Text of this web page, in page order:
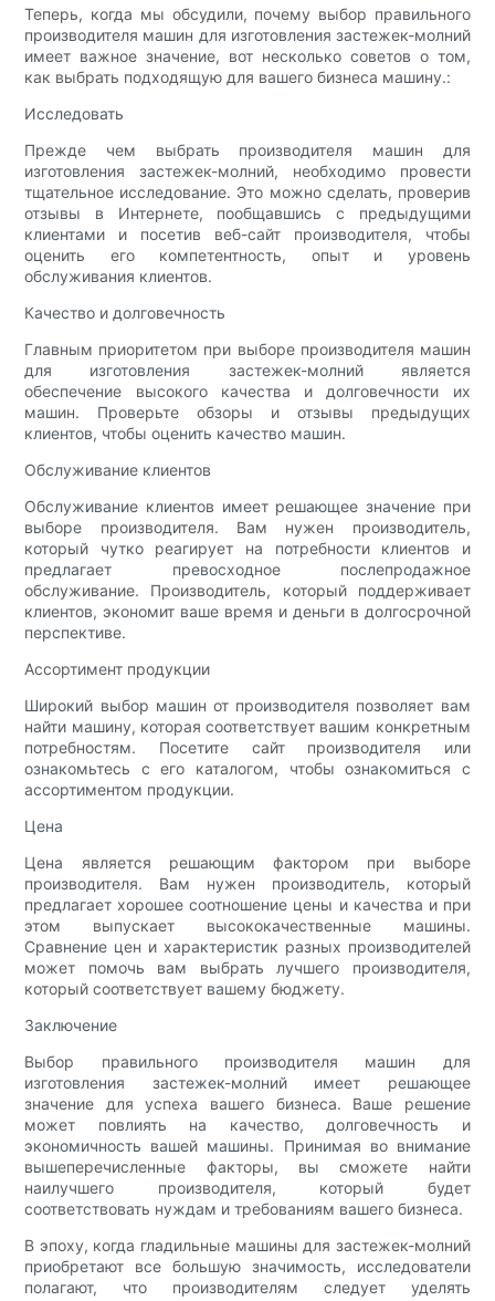
Теперь, когда мы обсудили, почему выбор правильного
производителя машин для изготовления застежек-молний
имеет важное значение, вот несколько советов о том,
как выбрать подходящую для вашего бизнеса машину.:
Исследовать
Прежде чем выбрать производителя машин для
изготовления застежек-молний, необходимо провести
тщательное исследование. Это можно сделать, проверив
отзывы в Интернете, пообщавшись с предыдущими
клиентами и посетив веб-сайт производителя, чтобы
оценить его компетентность, опыт и уровень
обслуживания клиентов.
Качество и долговечность
Главным приоритетом при выборе производителя машин
для изготовления застежек-молний является
обеспечение высокого качества и долговечности их
машин. Проверьте обзоры и отзывы предыдущих
клиентов, чтобы оценить качество машин.
Обслуживание клиентов
Обслуживание клиентов имеет решающее значение при
выборе производителя. Вам нужен производитель,
который чутко реагирует на потребности клиентов и
предлагает превосходное послепродажное
обслуживание. Производитель, который поддерживает
клиентов, экономит ваше время и деньги в долгосрочной
перспективе.
Ассортимент продукции
Широкий выбор машин от производителя позволяет вам
найти машину, которая соответствует вашим конкретным
потребностям. Посетите сайт производителя или
ознакомьтесь с его каталогом, чтобы ознакомиться с
ассортиментом продукции.
Цена
Цена является решающим фактором при выборе
производителя. Вам нужен производитель, который
предлагает хорошее соотношение цены и качества и при
этом выпускает высококачественные машины.
Сравнение цен и характеристик разных производителей
может помочь вам выбрать лучшего производителя,
который соответствует вашему бюджету.
Заключение
Выбор правильного производителя машин для
изготовления застежек-молний имеет решающее
значение для успеха вашего бизнеса. Ваше решение
может повлиять на качество, долговечность и
экономичность вашей машины. Принимая во внимание
вышеперечисленные факторы, вы сможете найти
наилучшего производителя, который будет
соответствовать нуждам и требованиям вашего бизнеса.
В эпоху, когда гладильные машины для застежек-молний
приобретают все большую значимость, исследователи
полагают, что производителям следует уделять